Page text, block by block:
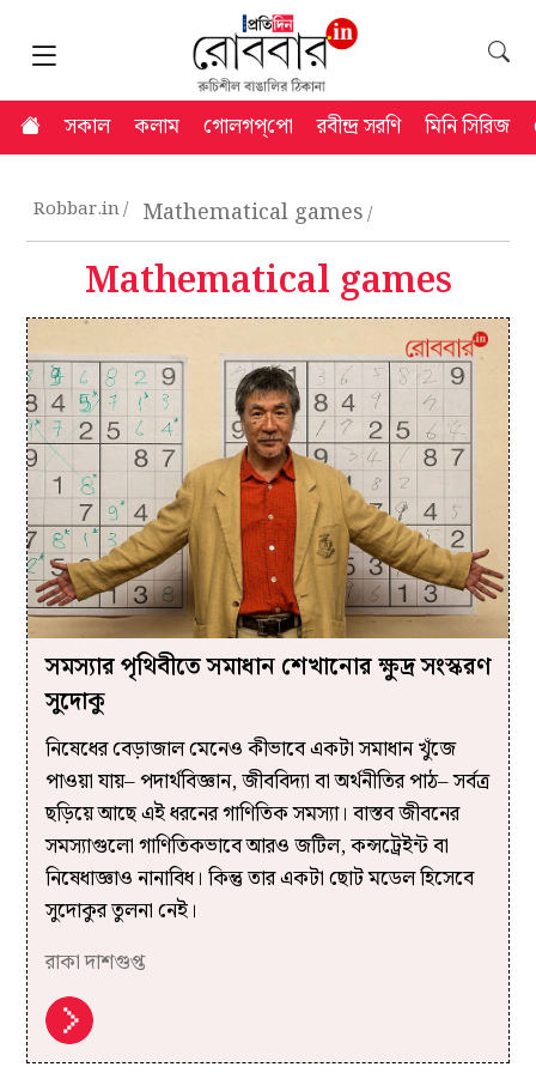
সকাল কলাম গোলগপ্‌পো রবীন্দ্র সরণি মিনি সিরিজ
Robbar.in Mathematical games
Mathematical games
সমস্যার পৃথিবীতে সমাধান শেখানোর ক্ষুদ্র সংস্করণ
সুদোকু
নিষেধের বেড়াজাল মেনেও কীভাবে একটা সমাধান খুঁজে
পাওয়া যায়– পদার্থবিজ্ঞান, জীববিদ্যা বা অর্থনীতির পাঠ– সর্বত্র
ছড়িয়ে আছে এই ধরনের গাণিতিক সমস্যা। বাস্তব জীবনের
সমস্যাগুলো গাণিতিকভাবে আরও জটিল, কন্সট্রেইন্ট বা
নিষেধাজ্ঞাও নানাবিধ। কিন্তু তার একটা ছোট মডেল হিসেবে
সুদোকুর তুলনা নেই।
রাকা দাশগুপ্ত